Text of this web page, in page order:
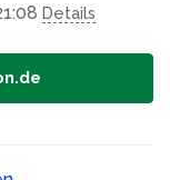
Details